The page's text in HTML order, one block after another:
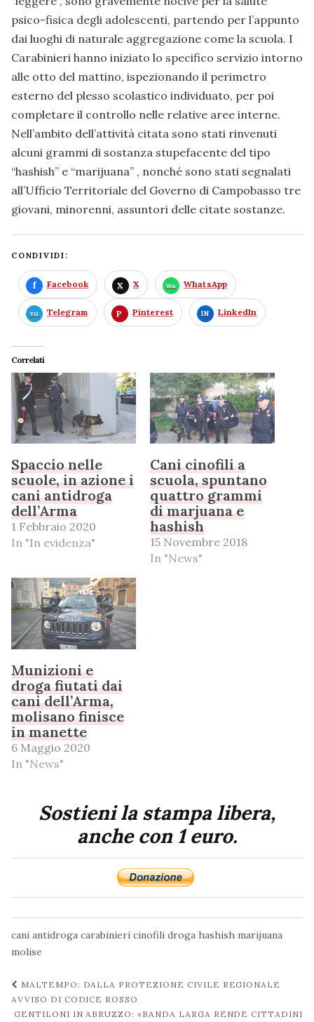
psico-fisica degli adolescenti, partendo per l’appunto
dai luoghi di naturale aggregazione come la scuola. I
Carabinieri hanno iniziato lo specifico servizio intorno
alle otto del mattino, ispezionando il perimetro
esterno del plesso scolastico individuato, per poi
completare il controllo nelle relative aree interne.
Nell’ambito dell’attività citata sono stati rinvenuti
alcuni grammi di sostanza stupefacente del tipo
“hashish” e “marijuana” , nonché sono stati segnalati
all’Ufficio Territoriale del Governo di Campobasso tre
giovani, minorenni, assuntori delle citate sostanze.
CONDIVIDI:
Facebook X WhatsApp
Telegram Pinterest LinkedIn
Correlati
Spaccio nelle
scuole, in azione i
cani antidroga
dell’Arma
1 Febbraio 2020
In "In evidenza"
Cani cinofili a
scuola, spuntano
quattro grammi
di marjuana e
hashish
15 Novembre 2018
In "News"
Munizioni e
droga fiutati dai
cani dell’Arma,
molisano finisce
in manette
6 Maggio 2020
In "News"
Sostieni la stampa libera,
anche con 1 euro.
cani antidroga carabinieri cinofili droga hashish marijuana
molise
Navigazione
post
MALTEMPO: DALLA PROTEZIONE CIVILE REGIONALE
AVVISO DI CODICE ROSSO
GENTILONI IN ABRUZZO: «BANDA LARGA RENDE CITTADINI